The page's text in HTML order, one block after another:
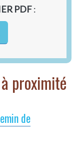
PDF:
proximité
de